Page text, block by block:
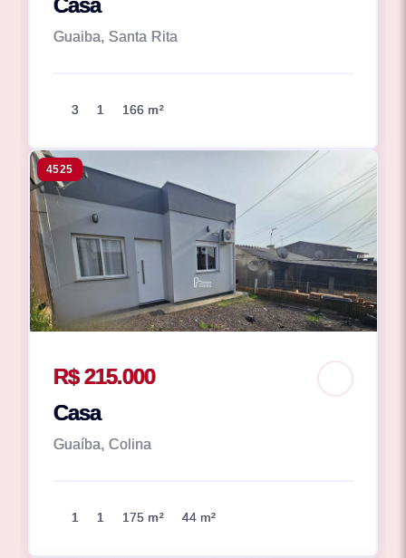
Casa
Guaiba, Santa Rita
3 1 166 m²
4525
R$ 215.000
Casa
Guaíba, Colina
1 1 175 m² 44 m²